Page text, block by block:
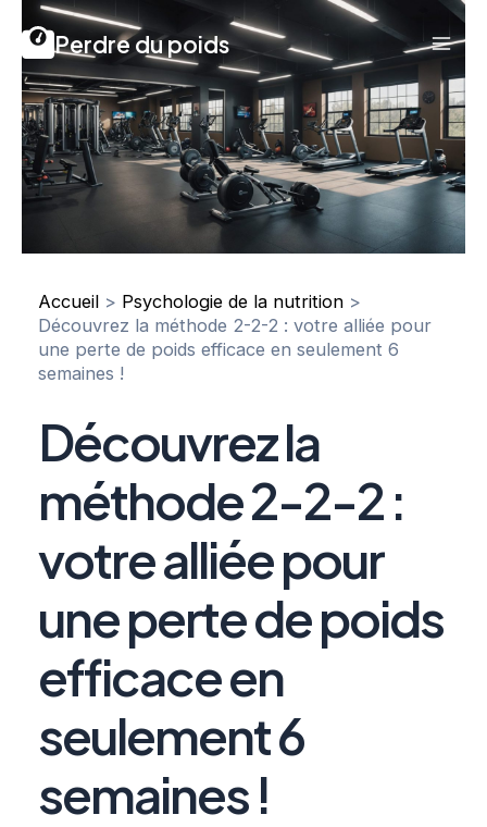
contenu
Perdre du poids
Accueil
Psychologie de la nutrition
Découvrez la méthode 2-2-2 : votre alliée pour
une perte de poids efficace en seulement 6
semaines !
Découvrez la
méthode 2-2-2 :
votre alliée pour
une perte de poids
efficace en
seulement 6
semaines !